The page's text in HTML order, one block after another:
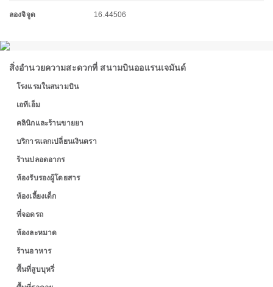
ลองจิจูด 16.44506
สิ่งอำนวยความสะดวกที่ สนามบินออแรนเจมันด์
โรงแรมในสนามบิน
เอทีเอ็ม
คลินิกและร้านขายยา
บริการแลกเปลี่ยนเงินตรา
ร้านปลอดอากร
ห้องรับรองผู้โดยสาร
ห้องเลี้ยงเด็ก
ที่จอดรถ
ห้องละหมาด
ร้านอาหาร
พื้นที่สูบบุหรี่